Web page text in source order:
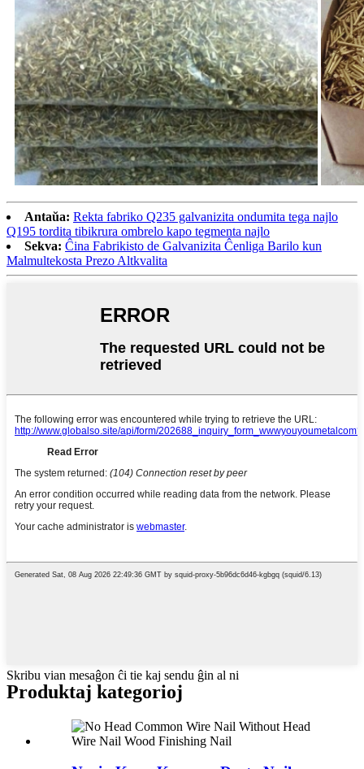
Antaŭa: Rekta fabriko Q235 galvanizita ondumita tega najlo
Q195 tordita tibikrura ombrelo kapo tegmenta najlo
Sekva: Ĉina Fabrikisto de Galvanizita Ĉenliga Barilo kun
Malmultekosta Prezo Altkvalita
Skribu vian mesaĝon ĉi tie kaj sendu ĝin al ni
Produktaj kategorioj